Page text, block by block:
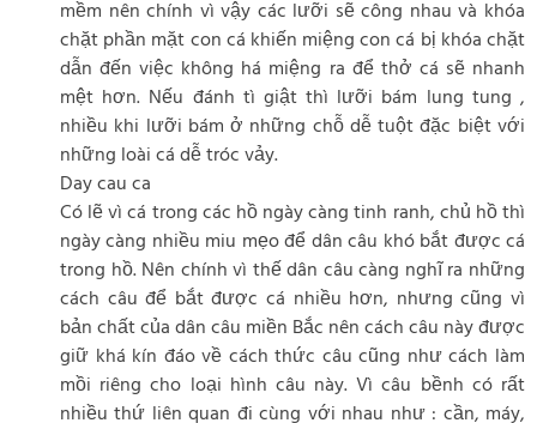
mềm nên chính vì vậy các lưỡi sẽ công nhau và khóa
chặt phần mặt con cá khiến miệng con cá bị khóa chặt
dẫn đến việc không há miệng ra để thở cá sẽ nhanh
mệt hơn. Nếu đánh tì giật thì lưỡi bám lung tung ,
nhiều khi lưỡi bám ở những chỗ dễ tuột đặc biệt với
những loài cá dễ tróc vảy.
Day cau ca
Có lẽ vì cá trong các hồ ngày càng tinh ranh, chủ hồ thì
ngày càng nhiều miu mẹo để dân câu khó bắt được cá
trong hồ. Nên chính vì thế dân câu càng nghĩ ra những
cách câu để bắt được cá nhiều hơn, nhưng cũng vì
bản chất của dân câu miền Bắc nên cách câu này được
giữ khá kín đáo về cách thức câu cũng như cách làm
mồi riêng cho loại hình câu này. Vì câu bềnh có rất
nhiều thứ liên quan đi cùng với nhau như : cần, máy,